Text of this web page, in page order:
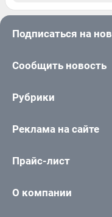
Подписаться на
Сообщить новость
Рубрики
Реклама на сайте
Прайс-лист
О компании